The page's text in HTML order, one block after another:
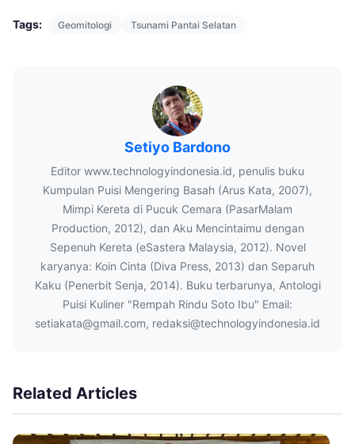
Tags: Geomitologi Tsunami Pantai Selatan
Setiyo Bardono
Editor www.technologyindonesia.id, penulis buku
Kumpulan Puisi Mengering Basah (Arus Kata, 2007),
Mimpi Kereta di Pucuk Cemara (PasarMalam
Production, 2012), dan Aku Mencintaimu dengan
Sepenuh Kereta (eSastera Malaysia, 2012). Novel
karyanya: Koin Cinta (Diva Press, 2013) dan Separuh
Kaku (Penerbit Senja, 2014). Buku terbarunya, Antologi
Puisi Kuliner "Rempah Rindu Soto Ibu" Email:
setiakata@gmail.com, redaksi@technologyindonesia.id
Related Articles